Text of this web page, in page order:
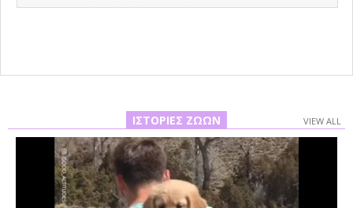
ΙΣΤΟΡΊΕΣ ΖΏΩΝ VIEW ALL